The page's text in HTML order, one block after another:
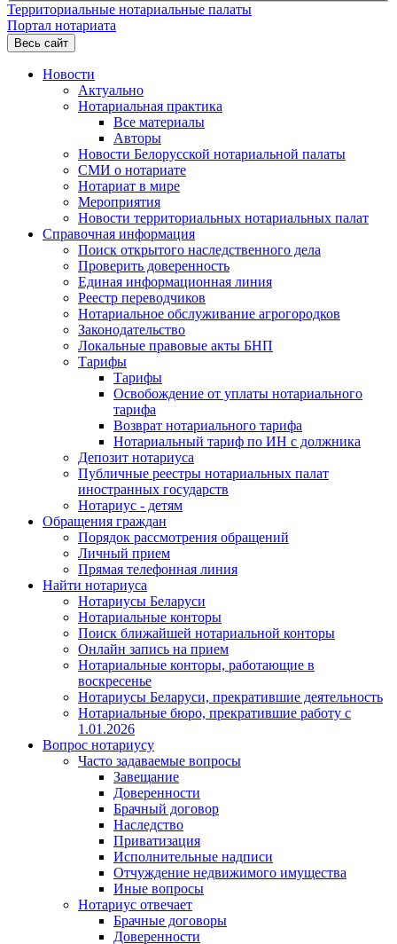
Территориальные нотариальные палаты
Портал нотариата
Весь сайт
Новости
Актуально
Нотариальная практика
Все материалы
Авторы
Новости Белорусской нотариальной палаты
СМИ о нотариате
Нотариат в мире
Мероприятия
Новости территориальных нотариальных палат
Справочная информация
Поиск открытого наследственного дела
Проверить доверенность
Единая информационная линия
Реестр переводчиков
Нотариальное обслуживание агрогородков
Законодательство
Локальные правовые акты БНП
Тарифы
Тарифы
Освобождение от уплаты нотариального
тарифа
Возврат нотариального тарифа
Нотариальный тариф по ИН с должника
Депозит нотариуса
Публичные реестры нотариальных палат
иностранных государств
Нотариус - детям
Обращения граждан
Порядок рассмотрения обращений
Личный прием
Прямая телефонная линия
Найти нотариуса
Нотариусы Беларуси
Нотариальные конторы
Поиск ближайшей нотариальной конторы
Онлайн запись на прием
Нотариальные конторы, работающие в
воскресенье
Нотариусы Беларуси, прекратившие деятельность
Нотариальные бюро, прекратившие работу с
1.01.2026
Вопрос нотариусу
Часто задаваемые вопросы
Завещание
Доверенности
Брачный договор
Наследство
Приватизация
Исполнительные надписи
Отчуждение недвижимого имущества
Иные вопросы
Нотариус отвечает
Брачные договоры
Доверенности